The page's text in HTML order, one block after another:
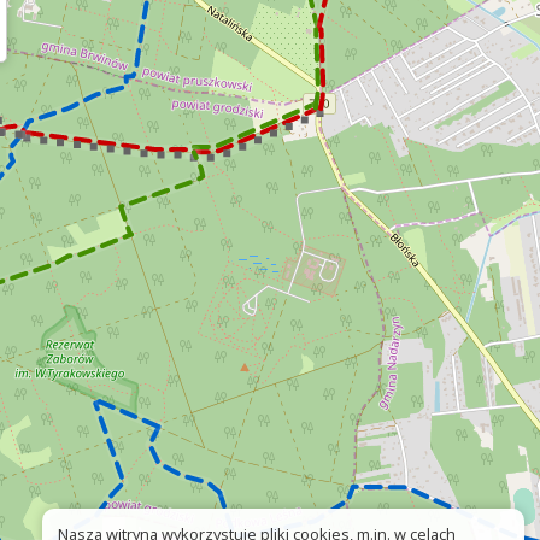
Nasza witryna wykorzystuje pliki cookies, m.in. w celach